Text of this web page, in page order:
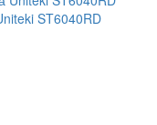
ST6040RD